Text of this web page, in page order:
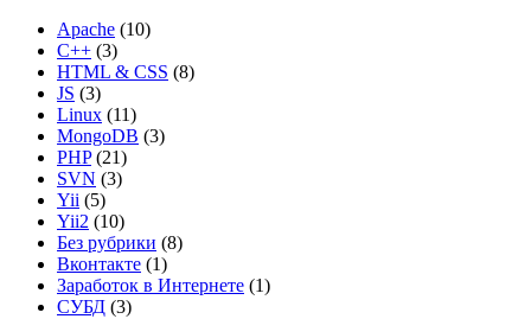
Apache (10)
C++ (3)
HTML & CSS (8)
JS (3)
Linux (11)
MongoDB (3)
PHP(21)
SVN (3)
Yii (5)
Yii2 (10)
Без рубрики (8)
Вконтакте (1)
Заработок в Интернете (1)
СУБД (3)